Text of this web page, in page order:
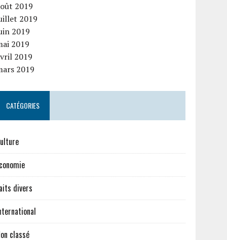
2019
2019
2019
2019
2019
2019
CATÉGORIES
divers
classé